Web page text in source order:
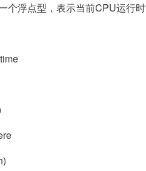
个浮点型，表示当前CPU运行时